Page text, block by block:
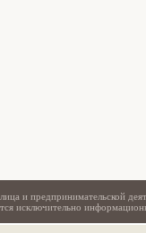
и предпринимательской
исключительно